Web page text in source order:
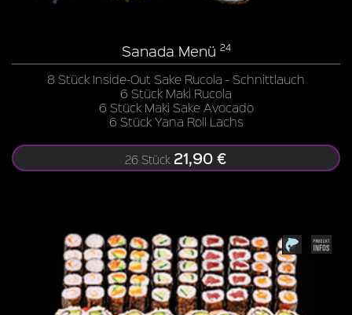
Sanada Menü 24
8 Stück Inside-Out Sake Rucola - Schnittlauch
6 Stück Maki Rucola
6 Stück Maki Sake Avocado
6 Stück Yana Roll Lachs
26 Stück 21,90 €